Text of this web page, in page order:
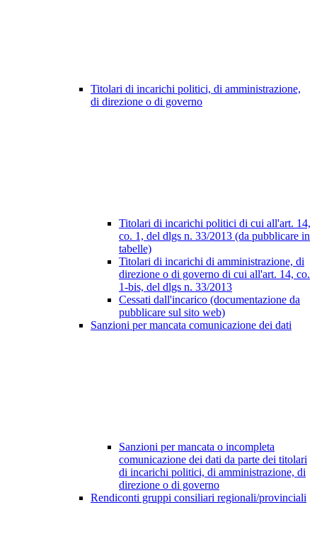
Titolari di incarichi politici, di amministrazione,
di direzione o di governo
Titolari di incarichi politici di cui all'art. 14,
co. 1, del dlgs n. 33/2013 (da pubblicare in
tabelle)
Titolari di incarichi di amministrazione, di
direzione o di governo di cui all'art. 14, co.
1-bis, del dlgs n. 33/2013
Cessati dall'incarico (documentazione da
pubblicare sul sito web)
Sanzioni per mancata comunicazione dei dati
Sanzioni per mancata o incompleta
comunicazione dei dati da parte dei titolari
di incarichi politici, di amministrazione, di
direzione o di governo
Rendiconti gruppi consiliari regionali/provinciali